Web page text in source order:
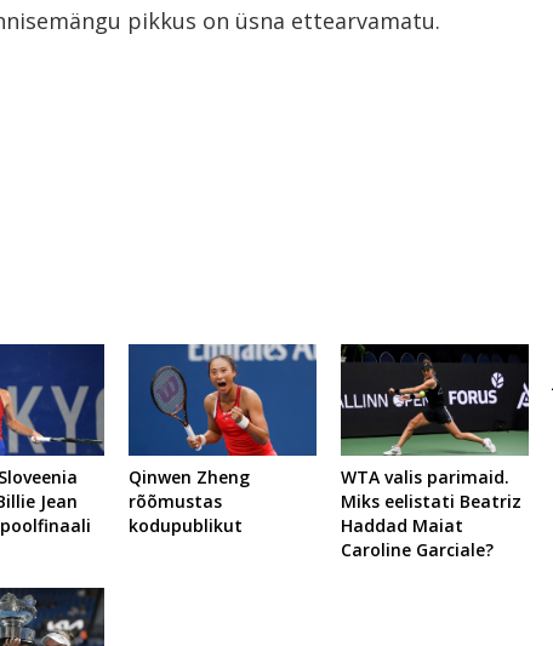
pikkus on üsna ettearvamatu.
Jean
Qinwen Zheng
rõõmustas
kodupublikut
WTA valis parimaid.
Miks eelistati Beatriz
Haddad Maiat
Caroline Garciale?